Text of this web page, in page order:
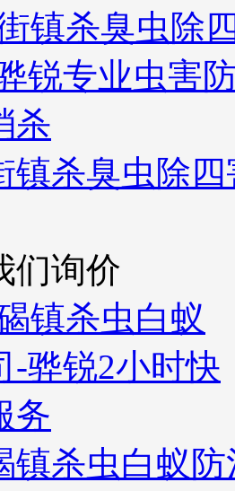
镇杀臭虫除
们询价
镇杀虫白蚁